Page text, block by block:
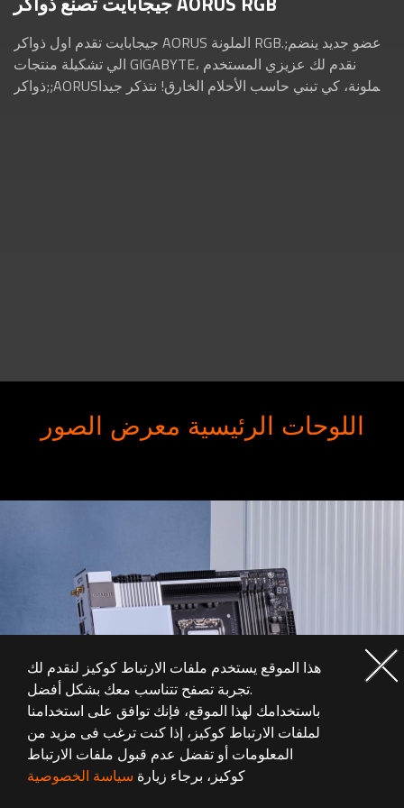
جيجابايت تقدم اول ذواكر AORUS الملونة RGB.;عضو جديد ينضم
الي تشكيلة منتجات GIGABYTE، نقدم لك عزيزي المستخدم
ذواكر;;AORUSالملونة، كي تبني حاسب الأحلام الخارق! نتذكر جيدا
اللوحات الرئيسية معرض الصور
هذا الموقع يستخدم ملفات الارتباط كوكيز لنقدم لك
تجربة تصفح تتناسب معك بشكل أفضل.
باستخدامك لهذا الموقع، فإنك توافق على استخدامنا
لملفات الارتباط كوكيز، إذا كنت ترغب فى مزيد من
المعلومات أو تفضل عدم قبول ملفات الارتباط
كوكيز، برجاء زيارة سياسة الخصوصية